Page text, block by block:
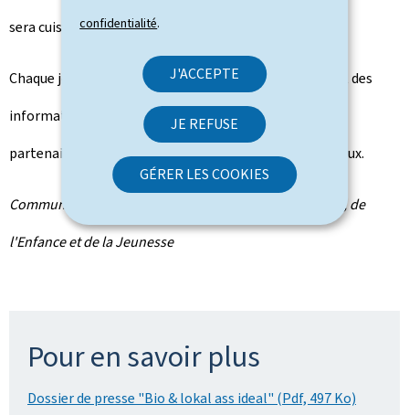
confidentialité.
J'ACCEPTE
JE REFUSE
GÉRER LES COOKIES
sera cuisinée et servie dans les restaurants Restopolis.
Chaque jour, du 26 avril au 7 mai, des idées de recette et des
informations sur les produits de producteurs locaux et
partenaires seront aussi partagés sur les réseaux sociaux.
Communiqué par le ministère de l'Éducation nationale, de
l'Enfance et de la Jeunesse
Pour en savoir plus
Dossier de presse "Bio & lokal ass ideal" (Pdf, 497 Ko)